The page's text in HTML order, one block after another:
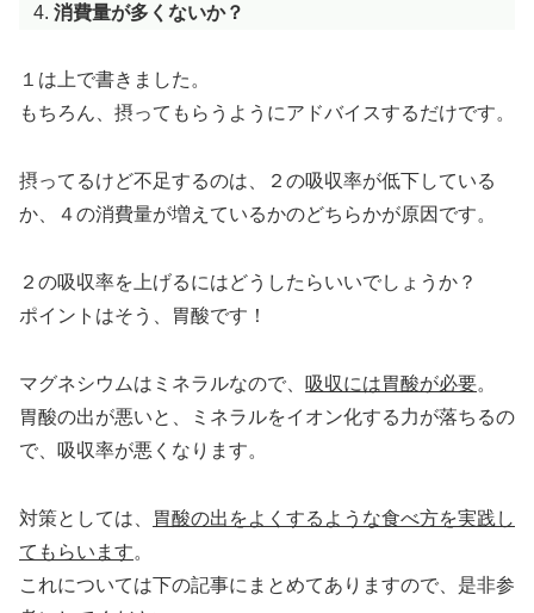
消費量が多くないか？
１は上で書きました。
もちろん、摂ってもらうようにアドバイスするだけです。
摂ってるけど不足するのは、２の吸収率が低下している
か、４の消費量が増えているかのどちらかが原因です。
２の吸収率を上げるにはどうしたらいいでしょうか？
ポイントはそう、胃酸です！
マグネシウムはミネラルなので、 吸収には胃酸が必要。
胃酸の出が悪いと、ミネラルをイオン化する力が落ちるの
で、吸収率が悪くなります。
対策としては、
胃酸の出をよくするような食べ方を実践し
てもらいます。
これについては下の記事にまとめてありますので、是非参